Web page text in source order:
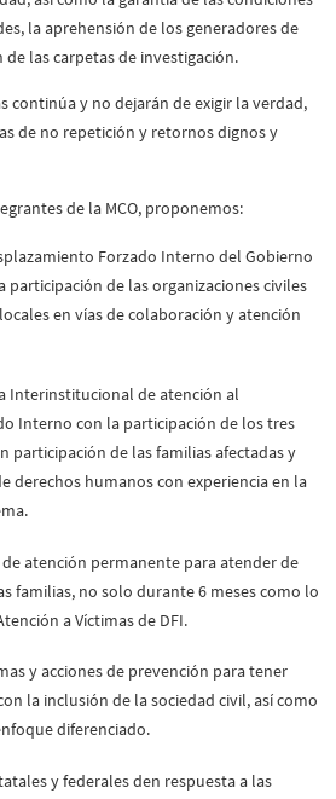
la aprehensión de los generadores de
las carpetas de investigación.
continúa y no dejarán de exigir la verdad,
de no repetición y retornos dignos y
de la MCO, proponemos:
Forzado Interno del Gobierno
participación de las organizaciones civiles
en vías de colaboración y atención
Interinstitucional de atención al
Interno con la participación de los tres
participación de las familias afectadas y
derechos humanos con experiencia en la
atención permanente para atender de
familias, no solo durante 6 meses como lo
a Víctimas de DFI.
y acciones de prevención para tener
la inclusión de la sociedad civil, así como
diferenciado.
y federales den respuesta a las